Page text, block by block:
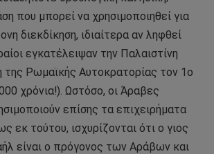
που μπορεί να χρησιμοποιηθεί για
διεκδίκηση, ιδιαίτερα αν ληφθεί
εγκατέλειψαν την Παλαιστίνη
της Ρωμαϊκής Αυτοκρατορίας τον 1ο
χρόνια!). Ωστόσο, οι Άραβες
επίσης τα επιχειρήματα
εκ τούτου, ισχυρίζονται ότι ο γιος
είναι ο πρόγονος των Αράβων και